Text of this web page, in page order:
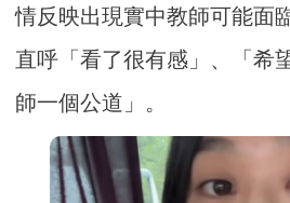
情反映出現實中教師可能面
直呼「看了很有感」、「希
師一個公道」。